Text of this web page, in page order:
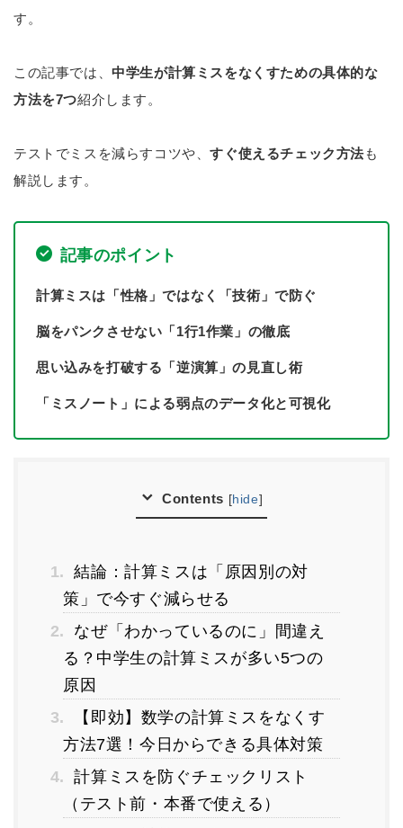
す。
この記事では、中学生が計算ミスをなくすための具体的な
方法を7つ紹介します。
テストでミスを減らすコツや、すぐ使えるチェック方法も
解説します。
記事のポイント
計算ミスは「性格」ではなく「技術」で防ぐ
脳をパンクさせない「1行1作業」の徹底
思い込みを打破する「逆演算」の見直し術
「ミスノート」による弱点のデータ化と可視化
Contents [hide]
1. 結論：計算ミスは「原因別の対
策」で今すぐ減らせる
2.
なぜ「わかっているのに」間違え
る？中学生の計算ミスが多い5つの
原因
3.
【即効】数学の計算ミスをなくす
方法7選！今日からできる具体対策
4. 計算ミスを防ぐチェックリスト
（テスト前・本番で使える）